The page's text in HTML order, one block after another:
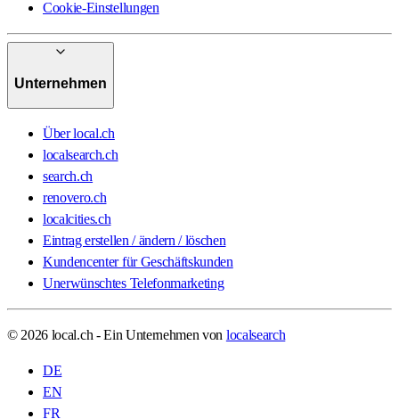
Cookie-Einstellungen
Unternehmen
Über local.ch
localsearch.ch
search.ch
renovero.ch
localcities.ch
Eintrag erstellen / ändern / löschen
Kundencenter für Geschäftskunden
Unerwünschtes Telefonmarketing
© 2026 local.ch - Ein Unternehmen von localsearch
DE
EN
FR